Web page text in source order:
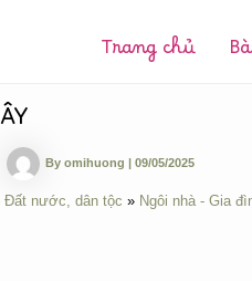
Trang chủ
By omihuong | 09/05/2025
Đất nước, dân tộc Ngôi nhà - Gia